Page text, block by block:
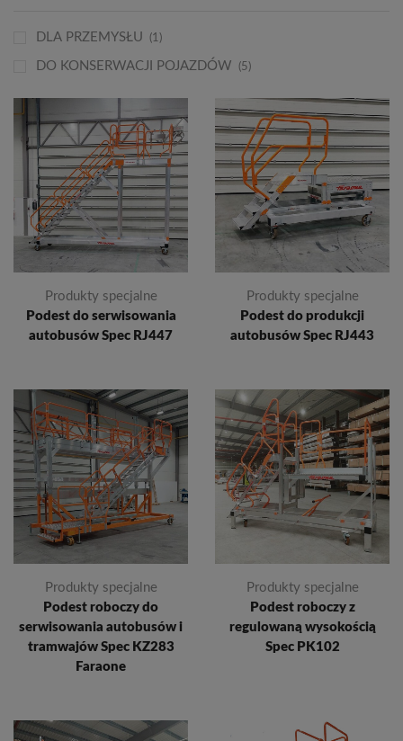
DLA PRZEMYSŁU (1)
DO KONSERWACJI POJAZDÓW (5)
Produkty specjalne
Podest do serwisowania
autobusów Spec RJ447
Produkty specjalne
Podest do produkcji
autobusów Spec RJ443
Produkty specjalne
Podest roboczy do
serwisowania autobusów i
tramwajów Spec KZ283
Faraone
Produkty specjalne
Podest roboczy z
regulowaną wysokością
Spec PK102